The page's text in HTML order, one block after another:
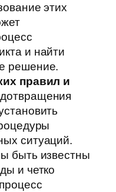
этих
и найти
решение.
правил и
ситуаций.
быть известны
и четко